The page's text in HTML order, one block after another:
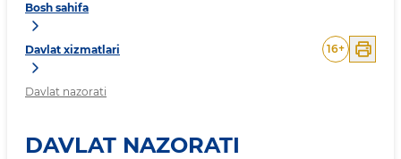
Bosh sahifa
Davlat xizmatlari
Davlat nazorati
16+
DAVLAT NAZORATI